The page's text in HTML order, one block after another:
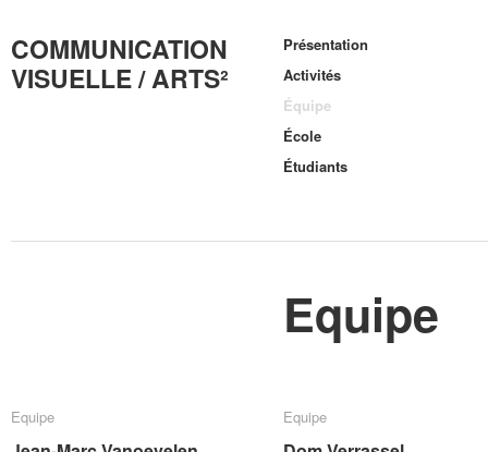
COMMUNICATION
VISUELLE / ARTS²
Présentation
Activités
Équipe
École
Étudiants
Equipe
Equipe
Equipe Equipe
Equipe